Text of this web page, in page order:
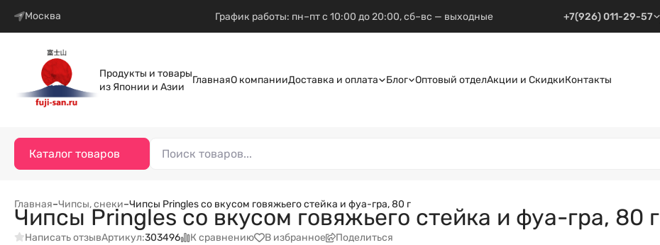
Москва График работы: пн–пт с 10:00 до 20:00, сб–вс — выходные +7(926) 011-29-57
Продукты и товары
из Японии и Азии
ГлавнаяО компанииДоставка и оплата Блог Оптовый отделАкции и СкидкиКонтакты
Каталог товаров
Главная–Чипсы, снеки–Чипсы Pringles со вкусом говяжьего стейка и фуа-гра, 80 г
Чипсы Pringles со вкусом говяжьего стейка и фуа-гра, 80 г
Написать отзывАртикул:303496 К сравнению В избранное Поделиться